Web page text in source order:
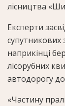
лісництва
Експерти
супутникових
наприкінці
лісорубних
автодорогу
«Частину